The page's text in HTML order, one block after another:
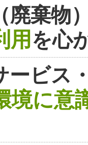
廃棄物
用を心
ービス
境に意